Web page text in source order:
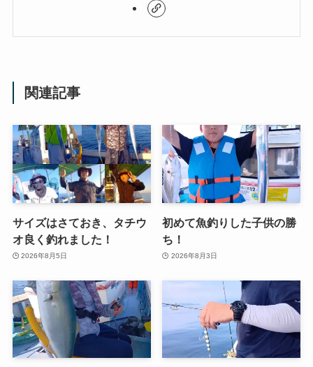
関連記事
サイズはさておき、タチウ
オ良く釣れました！
2026年8月5日
初めて魚釣りした子供の勝
ち！
2026年8月3日